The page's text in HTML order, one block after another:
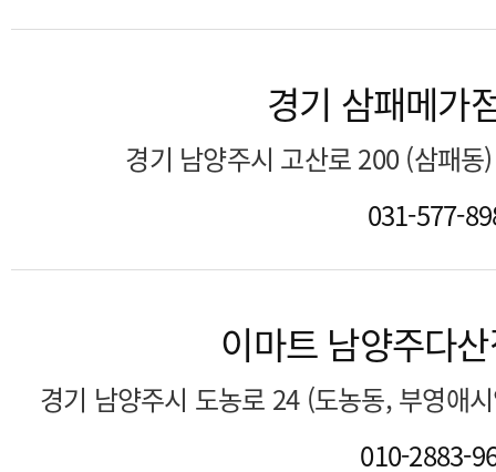
경기 삼패메
경기 남양주시 고산로 200 (삼패
031-577-
이마트 남양주다
경기 남양주시 도농로 24 (도농동, 부영애
010-2883-